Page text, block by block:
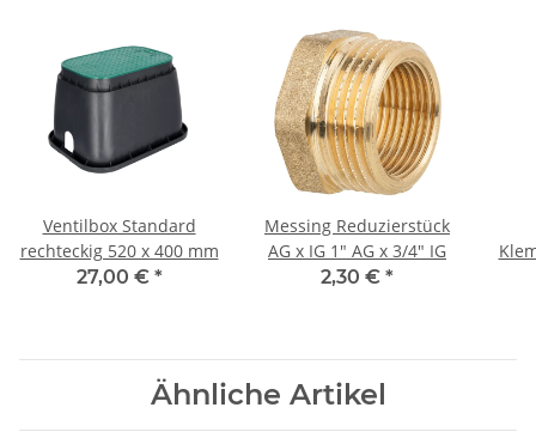
Ventilbox Standard
rechteckig 520 x 400 mm
27,00 € *
Messing Reduzierstück
AG x IG 1" AG x 3/4" IG
2,30 € *
Ähnliche Artikel